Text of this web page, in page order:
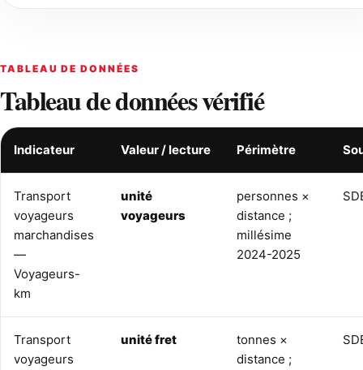
TABLEAU DE DONNÉES
Tableau de données vérifié
Indicateur Valeur / lecture Périmètre
Transport
voyageurs
marchandises
—
Voyageurs-
km
unité
voyageurs
personnes ×
distance ;
millésime
2024-2025
Transport
voyageurs
unité fret
tonnes ×
distance ;